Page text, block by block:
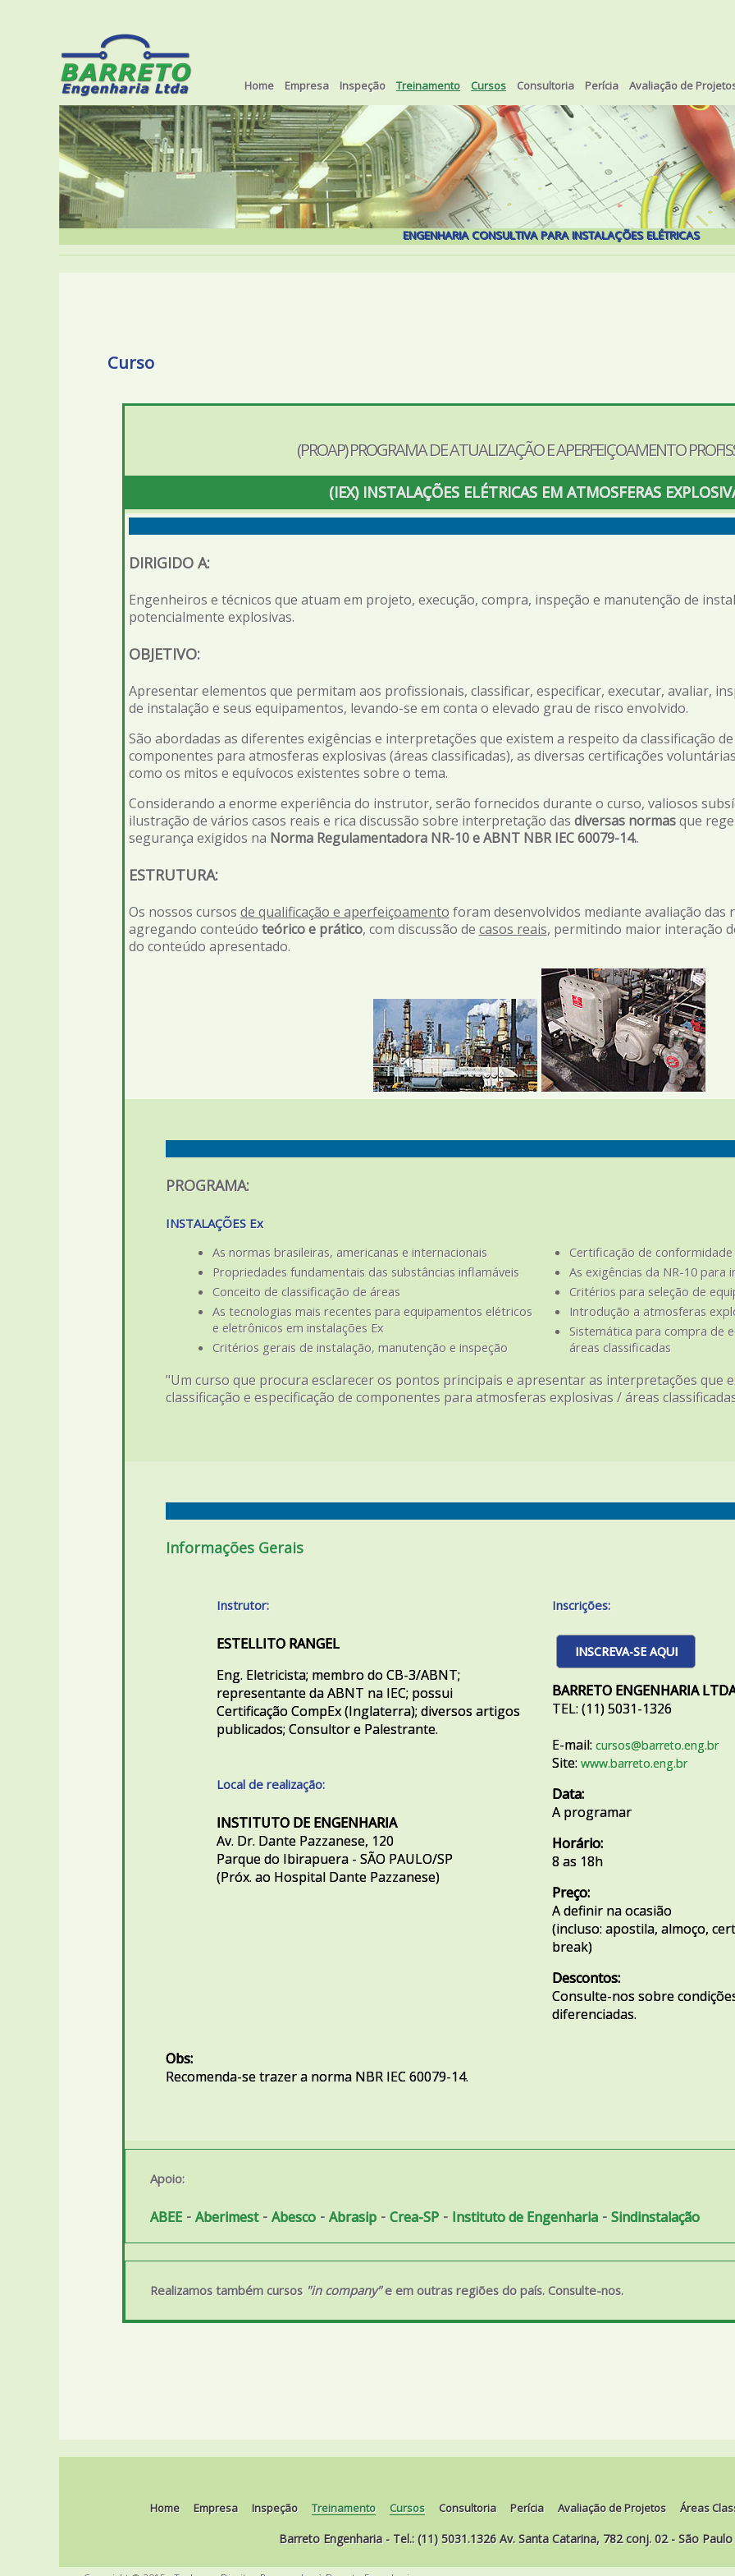
Home Empresa Inspeção Treinamento Cursos Consultoria Perícia Avaliação de
ENGENHARIA CONSULTIVA PARA INSTALAÇÕES ELÉTRICAS
Curso
(PROAP) PROGRAMA DE ATUALIZAÇÃO E APERFEIÇOAMENTO
(IEX) INSTALAÇÕES ELÉTRICAS EM ATMOSFERAS
DIRIGIDO A:
Engenheiros e técnicos que atuam em projeto, execução, compra, inspeção e manutenção de
potencialmente explosivas.
OBJETIVO:
Apresentar elementos que permitam aos profissionais, classificar, especificar, executar, avaliar,
de instalação e seus equipamentos, levando-se em conta o elevado grau de risco envolvido.
São abordadas as diferentes exigências e interpretações que existem a respeito da classificação
componentes para atmosferas explosivas (áreas classificadas), as diversas certificações
como os mitos e equívocos existentes sobre o tema.
Considerando a enorme experiência do instrutor, serão fornecidos durante o curso, valiosos
ilustração de vários casos reais e rica discussão sobre interpretação das diversas normasque
segurança exigidos na Norma Regulamentadora NR-10 e ABNT NBR IEC 60079-14..
ESTRUTURA:
Os nossos cursos de qualificação e aperfeiçoamento foram desenvolvidos mediante avaliação das
agregando conteúdo teórico e prático, com discussão de casos reais, permitindo maior interação
do conteúdo apresentado.
PROGRAMA:
INSTALAÇÕES Ex
As normas brasileiras, americanas e internacionais
Propriedades fundamentais das substâncias inflamáveis
Conceito de classificação de áreas
As tecnologias mais recentes para equipamentos elétricos
e eletrônicos em instalações Ex
Critérios gerais de instalação, manutenção e inspeção
Certificação de
As exigências da NR-10 para
Critérios para seleção de
Introdução a atmosferas
Sistemática para compra de
áreas classificadas
"Um curso que procura esclarecer os pontos principais e apresentar as interpretações que
classificação e especificação de componentes para atmosferas explosivas / áreas
Informações Gerais
Instrutor:
ESTELLITO RANGEL
Eng. Eletricista; membro do CB-3/ABNT;
representante da ABNT na IEC; possui
Certificação CompEx (Inglaterra); diversos artigos
publicados; Consultor e Palestrante.
Local de realização:
INSTITUTO DE ENGENHARIA
Av. Dr. Dante Pazzanese, 120
Parque do Ibirapuera - SÃO PAULO/SP
(Próx. ao Hospital Dante Pazzanese)
Inscrições:
INSCREVA-SE AQUI
BARRETO ENGENHARIA
TEL: (11) 5031-1326
E-mail:cursos@barreto.eng.br
Site:www.barreto.eng.br
Data:
A programar
Horário:
8 as 18h
Preço:
A definir na ocasião
(incluso: apostila, almoço,
break)
Descontos:
Consulte-nos sobre
diferenciadas.
Obs:
Recomenda-se trazer a norma NBR IEC 60079-14.
Apoio:
ABEE-Aberimest-Abesco-Abrasip-Crea-SP- Instituto de Engenharia-Sindinstalação
Realizamos também cursos "in company"e em outras regiões do país. Consulte-nos.
Home Empresa Inspeção Treinamento Cursos Consultoria Perícia Avaliação de Projetos Áreas
Barreto Engenharia - Tel.: (11) 5031.1326 Av. Santa Catarina, 782 conj. 02 - São